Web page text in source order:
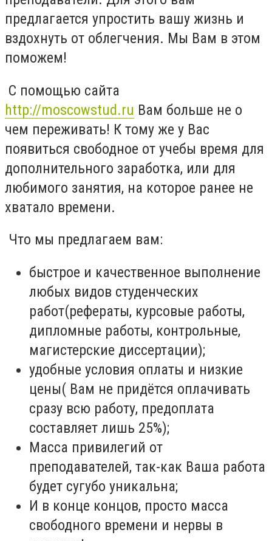
предлагается упростить вашу жизнь и
вздохнуть от облегчения. Мы Вам в этом
поможем!
С помощью сайта
http://moscowstud.ru Вам больше не о
чем переживать! К тому же у Вас
появиться свободное от учебы время для
дополнительного заработка, или для
любимого занятия, на которое ранее не
хватало времени.
Что мы предлагаем вам:
быстрое и качественное выполнение
любых видов студенческих
работ(рефераты, курсовые работы,
дипломные работы, контрольные,
магистерские диссертации);
удобные условия оплаты и низкие
цены( Вам не придётся оплачивать
сразу всю работу, предоплата
составляет лишь 25%);
Масса привилегий от
преподавателей, так-как Ваша работа
будет сугубо уникальна;
И в конце концов, просто масса
свободного времени и нервы в